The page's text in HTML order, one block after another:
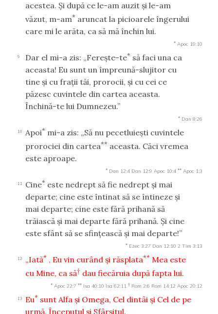
acestea. Şi după ce le-am auzit şi le-am
văzut, m-am* aruncat la picioarele îngerului
care mi le arăta, ca să mă închin lui.
* Apoc 19:10
9 Dar el mi-a zis: „Fereşte-te* să faci una ca
aceasta! Eu sunt un împreună-slujitor cu
tine şi cu fraţii tăi, prorocii, şi cu cei ce
păzesc cuvintele din cartea aceasta.
Închină-te lui Dumnezeu.”
* Dan 8:26
10 Apoi* mi-a zis: „Să nu pecetluieşti cuvintele
prorociei din cartea** aceasta. Căci vremea
este aproape.
* Dan 12:4 Dan 12:9 Apoc 10:4 ** Apoc 1:3
11 Cine* este nedrept să fie nedrept şi mai
departe; cine este întinat să se întineze şi
mai departe; cine este fără prihană să
trăiască şi mai departe fără prihană. Şi cine
este sfânt să se sfinţească şi mai departe!”
* Ezec 3:27 Dan 12:10 2 Tim 3:13
12 „Iată* , Eu vin curând şi răsplata** Mea este
cu Mine, ca să† dau fiecăruia după fapta lui.
* Apoc 22:7 ** Isa 40:10 Isa 62:11 † Rom 2:6 Rom 14:12 Apoc 20:12
13 Eu* sunt Alfa şi Omega, Cel dintâi şi Cel de pe
urmă, Începutul şi Sfârşitul.